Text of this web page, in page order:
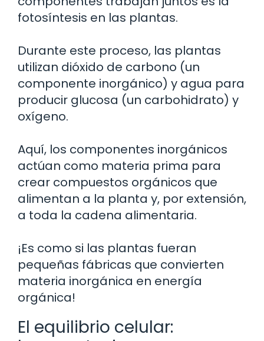
fotosíntesis en las plantas.
Durante este proceso, las plantas
utilizan dióxido de carbono (un
componente inorgánico) y agua para
producir glucosa (un carbohidrato) y
oxígeno.
Aquí, los componentes inorgánicos
actúan como materia prima para
crear compuestos orgánicos que
alimentan a la planta y, por extensión,
a toda la cadena alimentaria.
¡Es como si las plantas fueran
pequeñas fábricas que convierten
materia inorgánica en energía
orgánica!
El equilibrio celular: